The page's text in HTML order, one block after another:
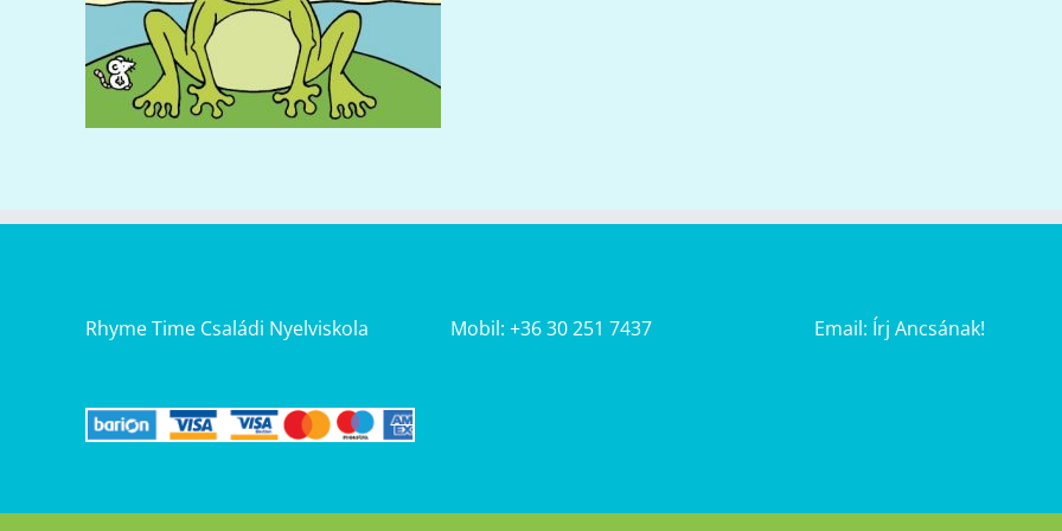
Rhyme Time Családi Nyelviskola Mobil: +36 30 251 7437 Email: Írj Ancsának!